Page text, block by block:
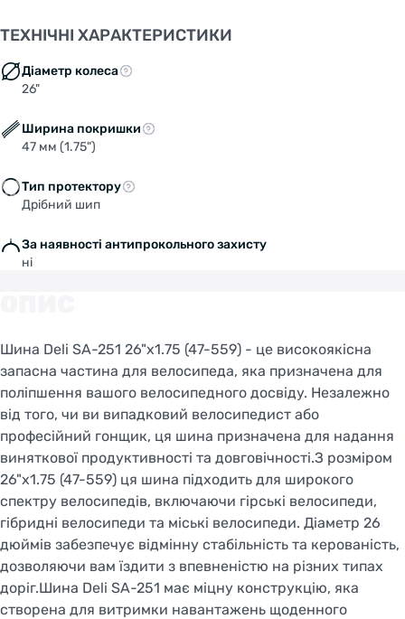
ТЕХНІЧНІ ХАРАКТЕРИСТИКИ
Діаметр колеса
26"
Ширина покришки
47 мм (1.75")
Тип протектору
Дрібний шип
За наявності антипрокольного захисту
ні
Шина Deli SA-251 26"x1.75 (47-559) - це високоякісна
запасна частина для велосипеда, яка призначена для
поліпшення вашого велосипедного досвіду. Незалежно
від того, чи ви випадковий велосипедист або
професійний гонщик, ця шина призначена для надання
виняткової продуктивності та довговічності.З розміром
26"x1.75 (47-559) ця шина підходить для широкого
спектру велосипедів, включаючи гірські велосипеди,
гібридні велосипеди та міські велосипеди. Діаметр 26
дюймів забезпечує відмінну стабільність та керованість,
дозволяючи вам їздити з впевненістю на різних типах
доріг.Шина Deli SA-251 має міцну конструкцію, яка
створена для витримки навантажень щоденного